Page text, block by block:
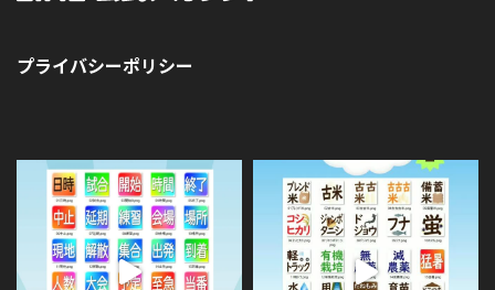
プライバシーポリシー